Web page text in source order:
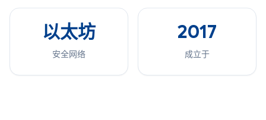
以太坊
安全网络
2017
成立于